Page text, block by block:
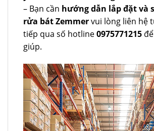
– Bạn cần hướng dẫn lắp đặt và
rửa bát Zemmervui lòng liên hệ
tiếp qua số hotline0975771215
giúp.